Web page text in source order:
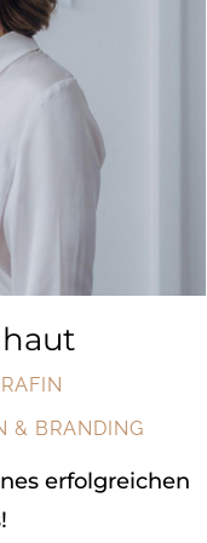
& BRANDING
erfolgreichen